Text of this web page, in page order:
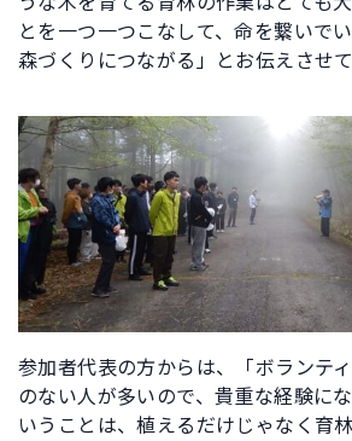
とを一つ一つこなして、命を繋いで
森づくりにつながる」とお伝えさせ
参加者代表の方からは、「ボランテ
のない人が多いので、貴重な経験に
いうことは、植えるだけじゃなく育